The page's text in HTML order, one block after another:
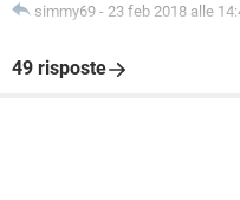
simmy69 - 23 feb 2018 alle
49 risposte